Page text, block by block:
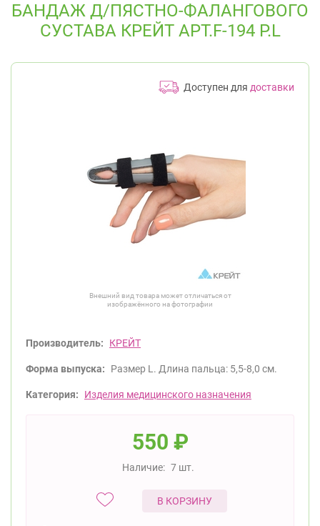
БАНДАЖ Д/ПЯСТНО-ФАЛАНГОВОГО
СУСТАВА КРЕЙТ АРТ.F-194 Р.L
Доступен для доставки
Внешний вид товара может отличаться от
изображённого на фотографии
Производитель: КРЕЙТ
Форма выпуска: Размер L. Длина пальца: 5,5-8,0 см.
Категория: Изделия медицинского назначения
550 ₽
Наличие: 7 шт.
В КОРЗИНУ